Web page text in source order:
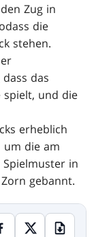
Zug in
die
stehen.
das
spielt, und die
erheblich
um die am
in
gebannt.